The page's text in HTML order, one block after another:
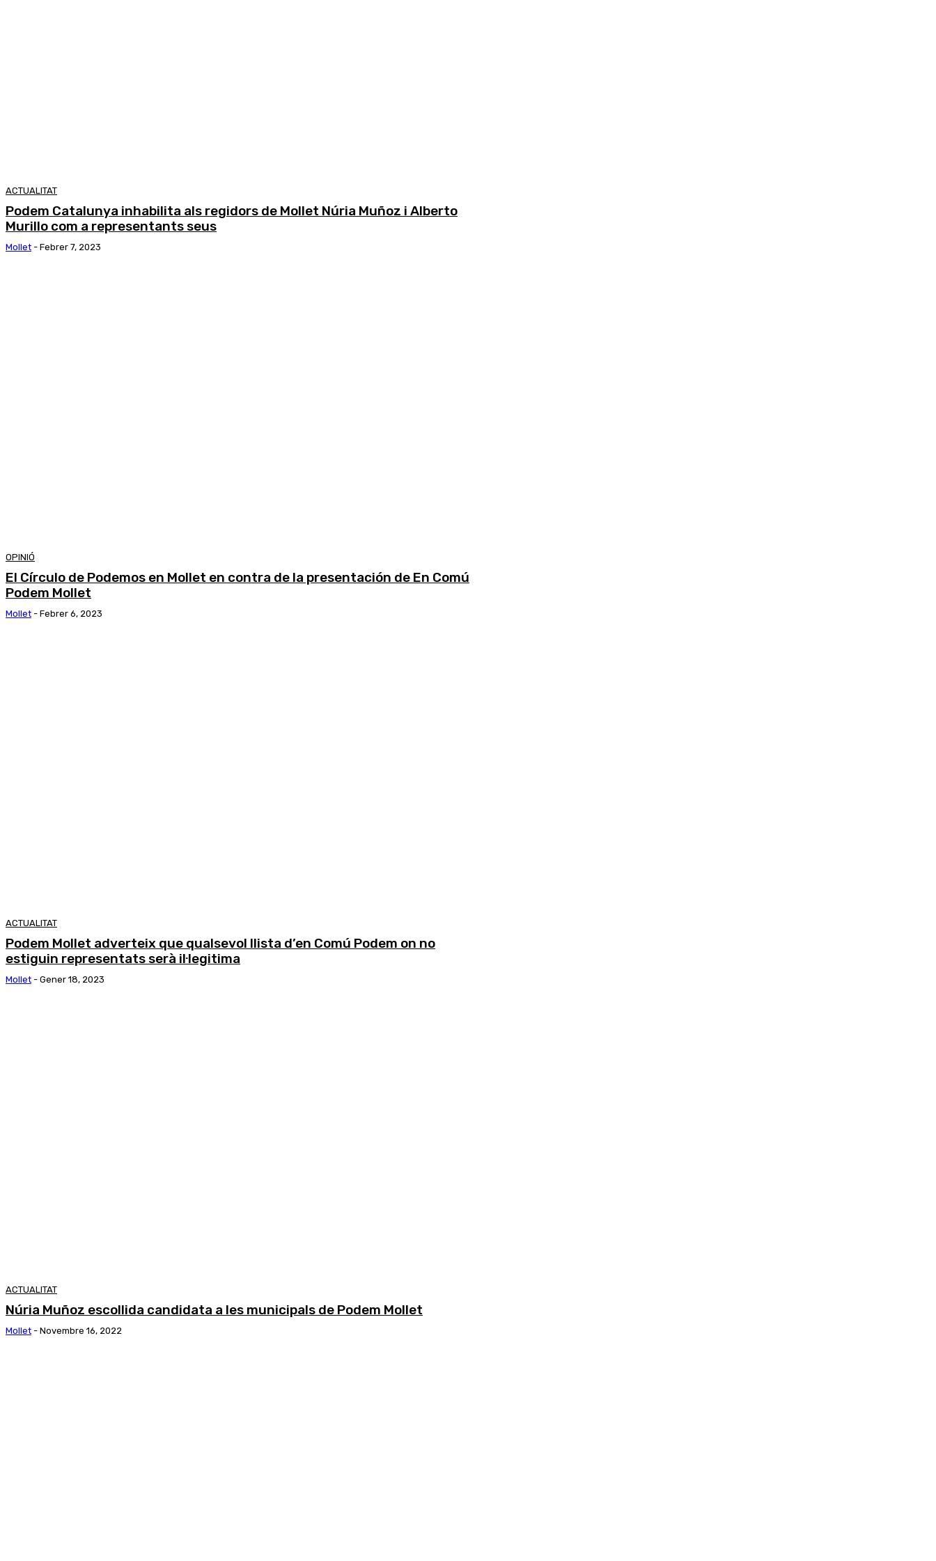
ACTUALITAT
Podem Catalunya inhabilita als regidors de Mollet Núria Muñoz i Alberto
Murillo com a representants seus
Mollet - Febrer 7, 2023
OPINIÓ
El Círculo de Podemos en Mollet en contra de la presentación de En Comú
Podem Mollet
Mollet - Febrer 6, 2023
ACTUALITAT
Podem Mollet adverteix que qualsevol llista d’en Comú Podem on no
estiguin representats serà il·legitima
Mollet - Gener 18, 2023
ACTUALITAT
Núria Muñoz escollida candidata a les municipals de Podem Mollet
Mollet - Novembre 16, 2022